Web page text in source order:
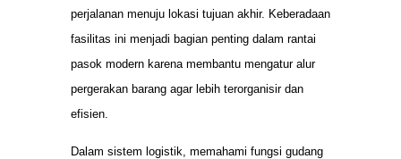
perjalanan menuju lokasi tujuan akhir. Keberadaan
fasilitas ini menjadi bagian penting dalam rantai
pasok modern karena membantu mengatur alur
pergerakan barang agar lebih terorganisir dan
efisien.
Dalam sistem logistik, memahami fungsi gudang